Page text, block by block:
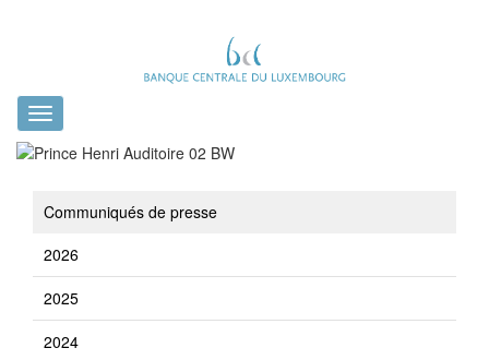
Toggle
navigation
Communiqués de presse
2026
2025
2024